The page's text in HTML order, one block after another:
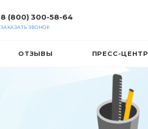
8 (800) 300-58-64
ЗАКАЗАТЬ ЗВОНОК
ОТЗЫВЫ ПРЕСС-ЦЕНТР